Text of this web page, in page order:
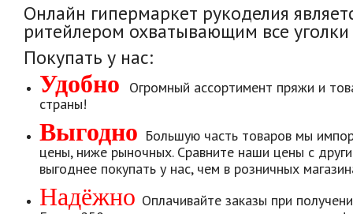
Онлайн гипермаркет рукоделия
ритейлером охватывающим все
Покупать у нас:
Удобно
Огромный ассортимент пряжи и
страны!
Выгодно Большую часть товаров мы
цены, ниже рыночных. Сравните наши цены с
выгоднее покупать у нас, чем в розничных
Надёжно Оплачивайте заказы при